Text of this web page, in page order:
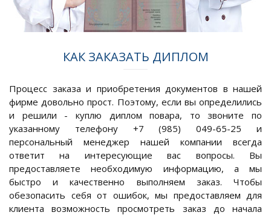
КАК ЗАКАЗАТЬ ДИПЛОМ
Процесс заказа и приобретения документов в нашей
фирме довольно прост. Поэтому, если вы определились
и решили - куплю диплом повара, то звоните по
указанному телефону +7 (985) 049-65-25 и
персональный менеджер нашей компании всегда
ответит на интересующие вас вопросы. Вы
предоставляете необходимую информацию, а мы
быстро и качественно выполняем заказ. Чтобы
обезопасить себя от ошибок, мы предоставляем для
клиента возможность просмотреть заказ до начала